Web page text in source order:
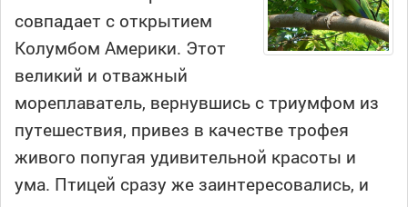
совпадает с открытием
Колумбом Америки. Этот
великий и отважный
мореплаватель, вернувшись с триумфом из
путешествия, привез в качестве трофея
живого попугая удивительной красоты и
ума. Птицей сразу же заинтересовались, и